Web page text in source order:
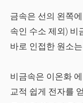
금속은 선의 왼쪽
속인 수소 제외) 비
바로 인접한 원소
비금속은 이온화
교적 쉽게 전자를